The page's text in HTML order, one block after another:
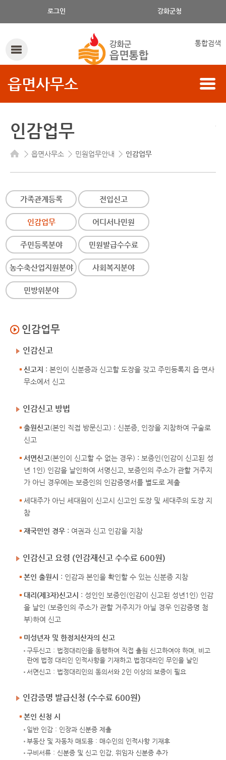
로그인 강화군청
통합검색
읍면사무소
인감업무
읍면사무소 민원업무안내 인감업무
가족관계등록 전입신고
인감업무 어디서나민원
주민등록분야 민원발급수수료
농수축산업지원분야 사회복지분야
민방위분야
인감업무
인감신고
신고지 : 본인이 신분증과 신고할 도장을 갖고 주민등록지 읍·면사
무소에서 신고
인감신고 방법
출원신고(본인 직접 방문신고) : 신분증, 인장을 지참하여 구술로
신고
서면신고(본인이 신고할 수 없는 경우) : 보증인(인감이 신고된 성
년 1인) 인감을 날인하여 서명신고, 보증인의 주소가 관할 거주지
가 아닌 경우에는 보증인의 인감증명서를 별도로 제출
세대주가 아닌 세대원이 신고시 신고인 도장 및 세대주의 도장 지
참
재국민인 경우 : 여권과 신고 인감을 지참
인감신고 요령 (인감재신고 수수료 600원)
본인 출원시 : 인감과 본인을 확인할 수 있는 신분증 지참
대리(제3자)신고시 : 성인인 보증인(인감이 신고된 성년1인) 인감
을 날인 (보증인의 주소가 관할 거주지가 아닐 경우 인감증명 첨
부)하여 신고
미성년자 및 한정치산자의 신고
구두신고 : 법정대리인을 동행하여 직접 출원 신고하여야 하며, 비고
란에 법정 대리인 인적사항을 기재하고 법정대리인 무인을 날인
서면신고 : 법정대리인의 동의서와 2인 이상의 보증이 필요
인감증명 발급신청 (수수료 600원)
본인 신청 시
일반 인감 : 인장과 신분증 제출
부동산 및 자동차 매도용 : 매수인의 인적사항 기재후
구비서류 : 신분증 및 신고 인감, 위임자 신분증 추가